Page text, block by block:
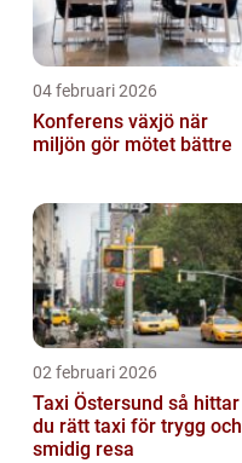
04 februari 2026
Konferens växjö när
miljön gör mötet bättre
02 februari 2026
Taxi Östersund så hittar
du rätt taxi för trygg och
smidig resa